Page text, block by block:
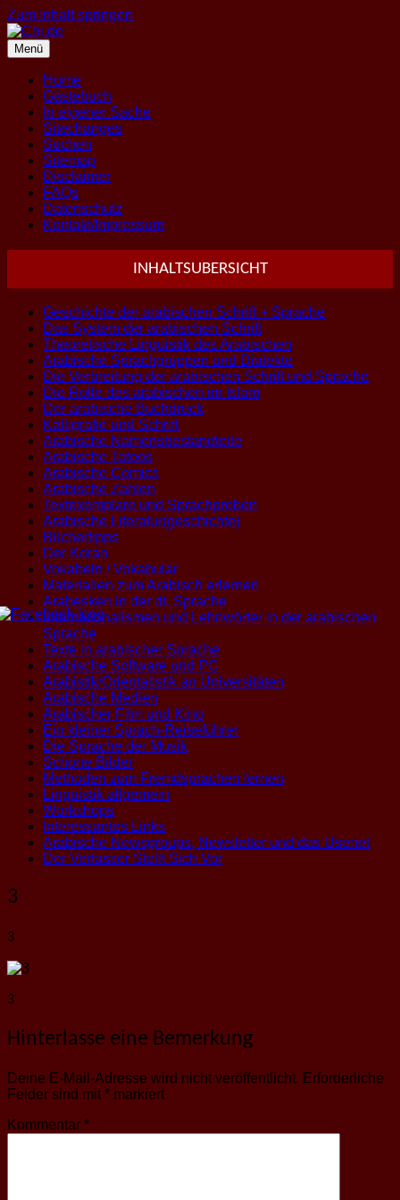
Zum Inhalt springen
Menü
Home
Gästebuch
In eigener Sache
Sitechanges
Suchen
Sitemap
Disclaimer
FAQs
Datenschutz
Kontakt/Impressum
INHALTSUBERSICHT
Geschichte der arabischen Schrift + Sprache
Das System der arabischen Schrift
Theoretische Linguistik des Arabischen
Arabische Sprachgruppen und Dialekte
Die Verbreitung der arabischen Schrift und Sprache
Die Rolle des arabischen im Islam
Der arabische Buchdruck
Kalligrafie und Schrift
Arabische Namensbestandteile
Arabische Tatoos
Arabische Comics
Arabische Zahlen
Textexemplare und Sprachproben
Arabische Literatur(geschichte)
Büchertipps
Der Koran
Vokabeln / Vokabular
Materialien zum Arabisch erlernen
Arabesken in der dt. Sprache
Internationalismen und Lehnwörter in der arabischen
Sprache
Texte in arabischer Sprache
Arabische Software und PC
Arabistik/Orientalistik an Universitäten
Arabische Medien
Arabischer Film und Kino
Ein kleiner Sprach-Reiseführer
Die Sprache der Musik
Schöne Bilder
Methoden zum Fremdsprachen lernen
Linguistik allgemein
Workshops
Interessantes Links
Arabische Newsgroups, Newsletter und das Usenet
Der Verfasser Stellt Sich Vor
3
3
3
Hinterlasse eine Bemerkung
Deine E-Mail-Adresse wird nicht veröffentlicht. Erforderliche
Felder sind mit * markiert
Kommentar *